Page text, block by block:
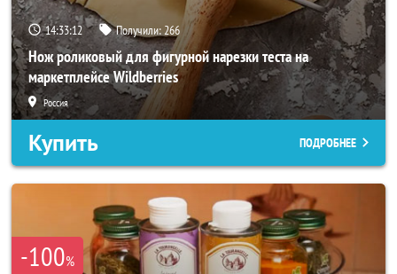
14:33:10 Получили:266
Нож роликовый для фигурной нарезки теста на
маркетплейсе Wildberries
Россия
Купить ПОДРОБНЕЕ
-100%